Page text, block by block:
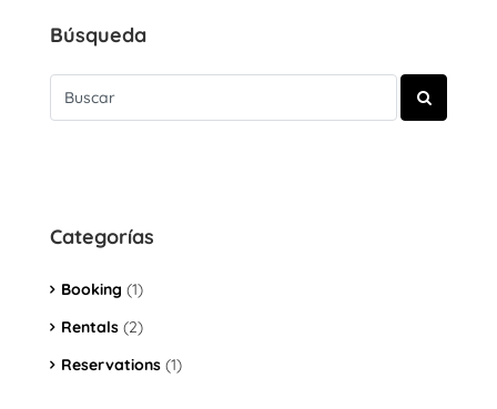
Búsqueda
Categorías
Booking (1)
Rentals (2)
Reservations (1)